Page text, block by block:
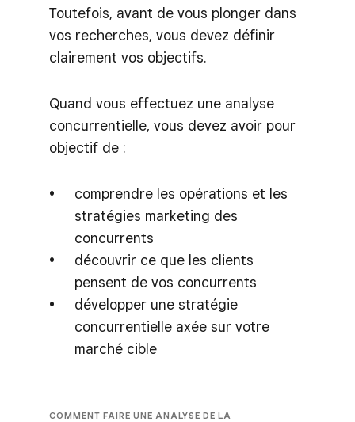
Toutefois, avant de vous plonger dans
vos recherches, vous devez définir
clairement vos objectifs.
Quand vous effectuez une analyse
concurrentielle, vous devez avoir pour
objectif de :
comprendre les opérations et les
stratégies marketing des
concurrents
découvrir ce que les clients
pensent de vos concurrents
développer une stratégie
concurrentielle axée sur votre
marché cible
COMMENT FAIRE UNE ANALYSE DE LA